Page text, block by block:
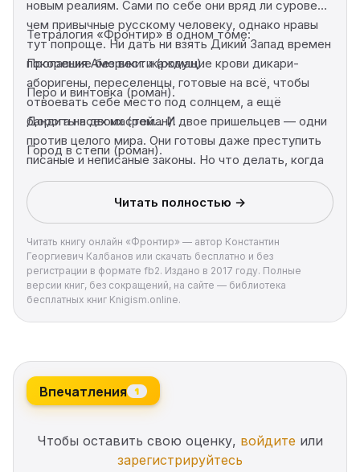
новым реалиям. Сами по себе они вряд ли суровее,
чем привычные русскому человеку, однако нравы
тут попроще. Ни дать ни взять Дикий Запад времен
покорения Америки: жаждущие крови дикари-
аборигены, переселенцы, готовые на всё, чтобы
отвоевать себе место под солнцем, а ещё
бандиты всех мастей… И двое пришельцев — одни
против целого мира. Они готовы даже преступить
писаные и неписаные законы. Но что делать, когда
наступает момент решающего выбора?
Покориться невзгодам и смотреть, как рушится их
дом? Или взять в руки оружие и отстоять свое
право на лучшую долю?
Тетралогия «Фронтир» в одном томе:
Пропавшие без вести (роман).
Перо и винтовка (роман).
Дорога на двоих (роман).
Город в степи (роман).
Читать полностью →
Читать книгу онлайн «Фронтир» — автор Константин
Георгиевич Калбанов или скачать бесплатно и без
регистрации в формате fb2. Издано в 2017 году. Полные
версии книг, без сокращений, на сайте — библиотека
бесплатных книг Knigism.online.
Впечатления 1
Чтобы оставить свою оценку, войдите или
зарегистрируйтесь